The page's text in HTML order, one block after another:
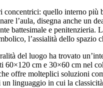
quello interno più
l’aula, disegna anche un
battesimale e penitenzieria.
l’assialità dello
del luogo ha trovato
60×120 cm e 30×60 cm nel
offre molteplici soluzioni
linguaggio in cui la